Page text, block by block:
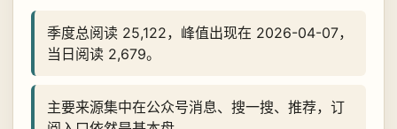
季度总阅读 25,122，峰值出现在 2026-04-07，
当日阅读 2,679。
主要来源集中在公众号消息、搜一搜、推荐，订